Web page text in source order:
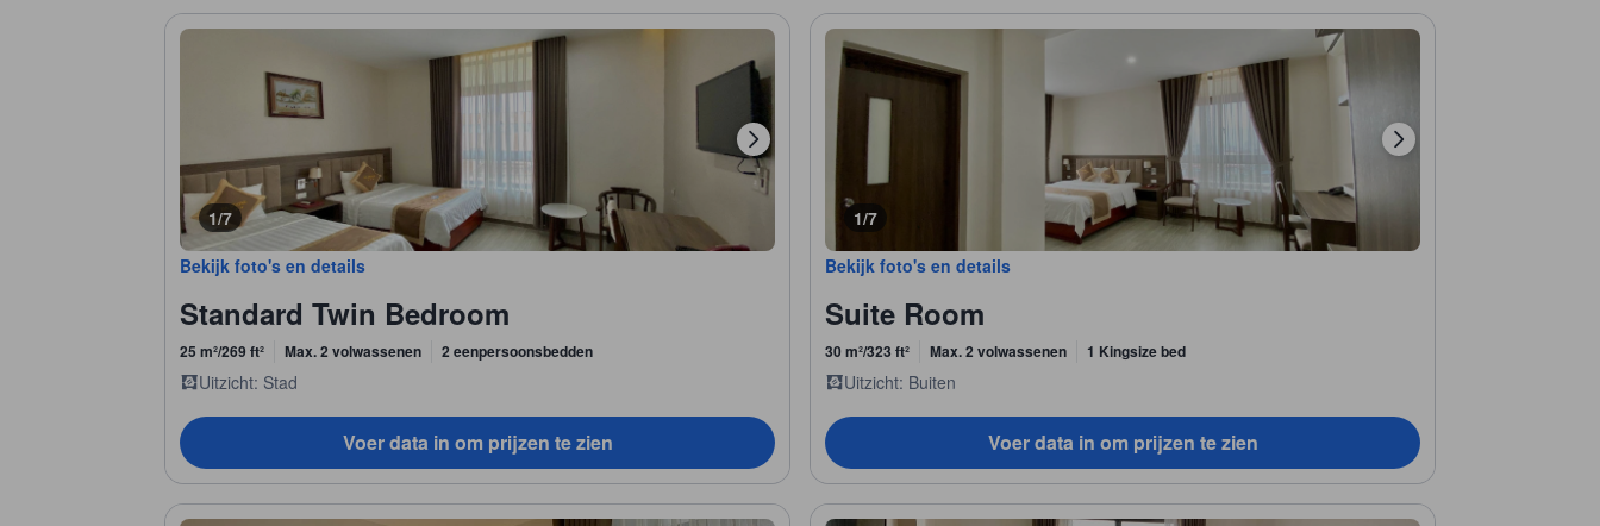
1/7
Bekijk foto's en details
Standard Twin Bedroom
25 m²/269 ft² Max. 2 volwassenen 2 eenpersoonsbedden
Uitzicht: Stad
Voer data in om prijzen te zien
1/7
Bekijk foto's en details
Suite Room
30 m²/323 ft² Max. 2 volwassenen 1 Kingsize bed
Uitzicht: Buiten
Voer data in om prijzen te zien